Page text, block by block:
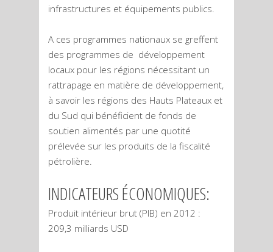
infrastructures et équipements publics.
A ces programmes nationaux se greffent
des programmes de développement
locaux pour les régions nécessitant un
rattrapage en matière de développement,
à savoir les régions des Hauts Plateaux et
du Sud qui bénéficient de fonds de
soutien alimentés par une quotité
prélevée sur les produits de la fiscalité
pétrolière.
INDICATEURS ÉCONOMIQUES:
Produit intérieur brut (PIB) en 2012 :
209,3 milliards USD